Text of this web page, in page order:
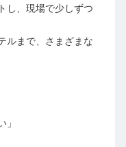
ックセキュリティ協同組
し、現場で少しずつ
ルまで、さまざまな